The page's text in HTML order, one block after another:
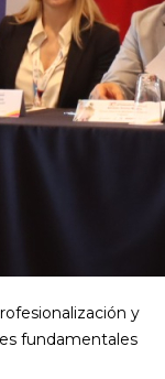
y
fundamentales